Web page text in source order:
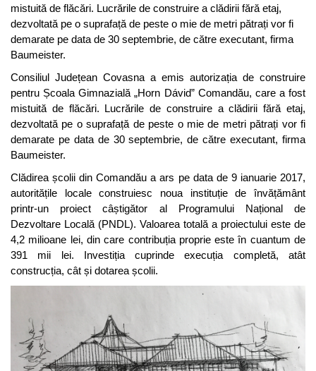
mistuită de flăcări. Lucrările de construire a clădirii fără etaj,
dezvoltată pe o suprafață de peste o mie de metri pătrați vor fi
demarate pe data de 30 septembrie, de către executant, firma
Baumeister.
Consiliul Județean Covasna a emis autorizația de construire
pentru Școala Gimnazială „Horn Dávid” Comandău, care a fost
mistuită de flăcări. Lucrările de construire a clădirii fără etaj,
dezvoltată pe o suprafață de peste o mie de metri pătrați vor fi
demarate pe data de 30 septembrie, de către executant, firma
Baumeister.
Clădirea școlii din Comandău a ars pe data de 9 ianuarie 2017,
autoritățile locale construiesc noua instituție de învățământ
printr-un proiect câștigător al Programului Național de
Dezvoltare Locală (PNDL). Valoarea totală a proiectului este de
4,2 milioane lei, din care contribuția proprie este în cuantum de
391 mii lei. Investiția cuprinde execuția completă, atât
construcția, cât și dotarea școlii.